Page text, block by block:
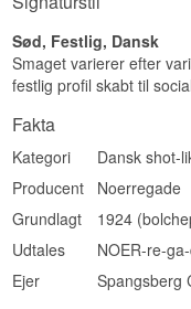
Sød, Festlig, Dansk
Smaget varierer efter
festlig profil skabt til
Fakta
Kategori
Dansk shot-
Producent
Noerregade
Grundlagt
1924
Udtales
NOER-re-
Ejer
Spangsberg